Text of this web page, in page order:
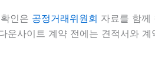
인은 공정거래위원회 자료를 함께
운사이트 계약 전에는 견적서와